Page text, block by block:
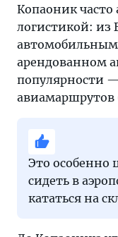
Копаоник часто
логистикой: из
арендованном
популярности
авиамаршрутов
Это особенно
сидеть в
кататься на